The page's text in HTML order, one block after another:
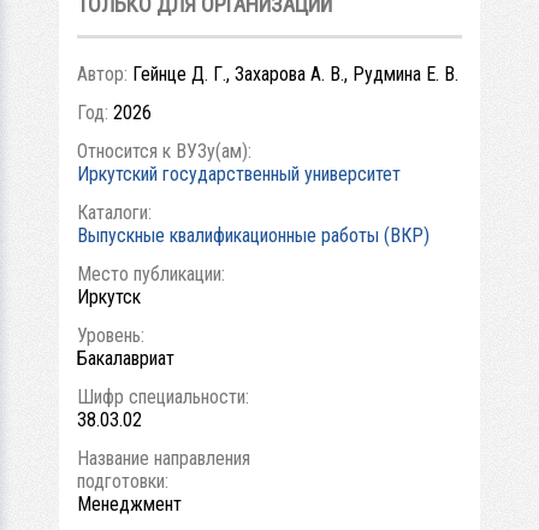
Автор: Гейнце Д. Г., Захарова А. В., Рудмина Е. В.
Год: 2026
Относится к ВУЗу(ам):
Иркутский государственный университет
Каталоги:
Выпускные квалификационные работы (ВКР)
Место публикации:
Иркутск
Уровень:
Бакалавриат
Шифр специальности:
38.03.02
Название направления
подготовки:
Менеджмент